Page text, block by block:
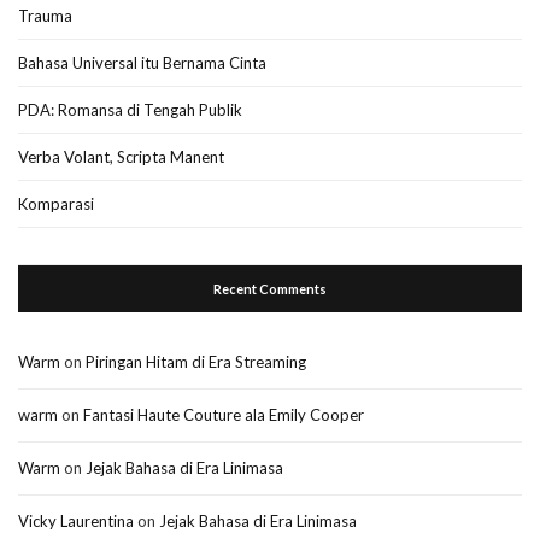
Trauma
Bahasa Universal itu Bernama Cinta
PDA: Romansa di Tengah Publik
Verba Volant, Scripta Manent
Komparasi
Recent Comments
Warm on Piringan Hitam di Era Streaming
warm on Fantasi Haute Couture ala Emily Cooper
Warm on Jejak Bahasa di Era Linimasa
Vicky Laurentina on Jejak Bahasa di Era Linimasa